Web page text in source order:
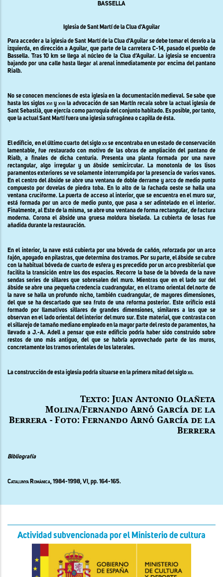
BASSELLA
Iglesia de Sant Martí de la Clua d’Aguilar
Para acceder a la iglesia de Sant Martí de la Clua d’Aguilar se debe tomar el desvío a la
izquierda, en dirección a Aguilar, que parte de la carretera C-14, pasado el pueblo de
Bassella. Tras 10 km se llega al núcleo de la Clua d’Aguilar. La iglesia se encuentra
bajando por una calle hasta llegar al arenal inmediatamente por encima del pantano
Rialb.
No se conocen menciones de esta iglesia en la documentación medieval. Se sabe que
hasta los siglos xvi y xvii la advocación de san Martín recaía sobre la actual iglesia de
Sant Sebastià, que ejercía como parroquia del conjunto habitado. Es posible, por tanto,
que la actual Sant Martí fuera una iglesia sufragánea o capilla de ésta.
El edificio, en el último cuarto del sigloxxse encontraba en un estado de conservación
lamentable, fue restaurado con motivo de las obras de ampliación del pantano de
Rialb, a finales de dicha centuria. Presenta una planta formada por una nave
rectangular, algo irregular y un ábside semicircular. La monotonía de los lisos
paramentos exteriores se ve solamente interrumpida por la presencia de varios vanos.
En el centro del ábside se abre una ventana de doble derrame y arco de medio punto
compuesto por dovelas de piedra toba. En lo alto de la fachada oeste se halla una
ventana cruciforme. La puerta de acceso al interior, que se encuentra en el muro sur,
está formada por un arco de medio punto, que pasa a ser adintelado en el interior.
Finalmente, al Este de la misma, se abre una ventana de forma rectangular, de factura
moderna. Corona el ábside una gruesa moldura biselada. La cubierta de losas fue
añadida durante la restauración.
En el interior, la nave está cubierta por una bóveda de cañón, reforzada por un arco
fajón, apoyado en pilastras, que determina dos tramos. Por su parte, el ábside se cubre
con la habitual bóveda de cuarto de esfera y es precedido por un arco presbiterial que
facilita la transición entre los dos espacios. Recorre la base de la bóveda de la nave
sendas series de sillares que sobresalen del muro. Mientras que en el lado sur del
ábside se abre una pequeña credencia cuadrangular, en el tramo oriental del norte de
la nave se halla un profundo nicho, también cuadrangular, de mayores dimensiones,
del que se ha descartado que sea fruto de una reforma posterior. Este orificio está
formado por llamativos sillares de grandes dimensiones, similares a los que se
observan en el lado oriental del interior del muro sur. Este material, que contrasta con
el sillarejo de tamaño mediano empleado en la mayor parte del resto de paramentos, ha
llevado a J.-A. Adell a pensar que este edificio podría haber sido construido sobre
restos de uno más antiguo, del que se habría aprovechado parte de los muros,
concretamente los tramos orientales de los laterales.
La construcción de esta iglesia podría situarse en la primera mitad del sigloxii.
Texto: Juan Antonio Olañeta
Molina/Fernando Arnó García de la
Berrera - Foto: Fernando Arnó García de la
Berrera
Bibliografía
Catalunya Romànica, 1984-1998, VI, pp. 164-165.
Actividad subvencionada por el Ministerio de cultura